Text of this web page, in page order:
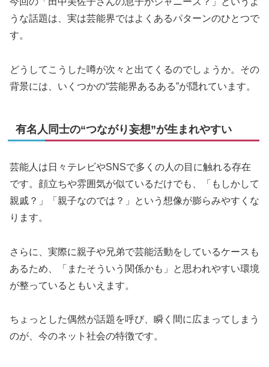
うな話題は、実は芸能界ではよくあるパターンのひとつで
す。
どうしてこうした噂が次々と出てくるのでしょうか。その
背景には、いくつかの“芸能界あるある”が隠れています。
有名人同士の“つながり妄想”が生まれやすい
芸能人は日々テレビやSNSで多くの人の目に触れる存在
です。顔立ちや雰囲気が似ているだけでも、「もしかして
親戚？」「親子なのでは？」という想像が膨らみやすくな
ります。
さらに、実際に親子や兄弟で芸能活動をしているケースも
あるため、「またそういう関係かも」と思われやすい環境
が整っているともいえます。
ちょっとした偶然が話題を呼び、瞬く間に広まってしまう
のが、今のネット社会の特徴です。